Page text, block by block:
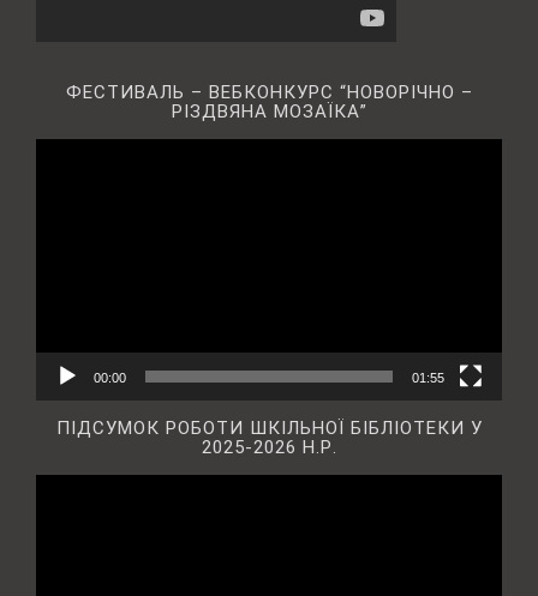
ФЕСТИВАЛЬ – ВЕБКОНКУРС “НОВОРІЧНО –
РІЗДВЯНА МОЗАЇКА”
00:00 01:55
ПІДСУМОК РОБОТИ ШКІЛЬНОЇ БІБЛІОТЕКИ У
2025-2026 Н.Р.